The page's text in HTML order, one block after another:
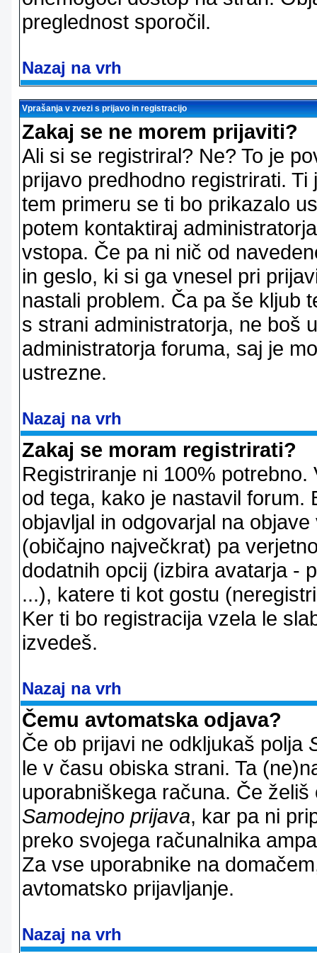
preglednost sporočil.
Nazaj na vrh
Vprašanja v zvezi s prijavo in registracijo
Zakaj se ne morem prijaviti?
Ali si se registriral? Ne? To je
prijavo predhodno registrirati.
tem primeru se ti bo prikazalo
potem kontaktiraj
vstopa. Če pa ni nič od
in geslo, ki si ga vnesel pri
nastali problem. Ča pa še kljub
s strani administratorja, ne boš
administratorja foruma, saj je
ustrezne.
Nazaj na vrh
Zakaj se moram registrirati?
Registriranje ni 100%
od tega, kako je nastavil forum.
objavljal in odgovarjal na
(običajno največkrat) pa
dodatnih opcij (izbira avatarja -
...), katere ti kot gostu
Ker ti bo registracija vzela le
izvedeš.
Nazaj na vrh
Čemu avtomatska odjava?
Če ob prijavi ne odkljukaš polja
le v času obiska strani. Ta
uporabniškega računa. Če
Samodejno prijava, kar pa ni
preko svojega računalnika
Za vse uporabnike na
avtomatsko prijavljanje.
Nazaj na vrh